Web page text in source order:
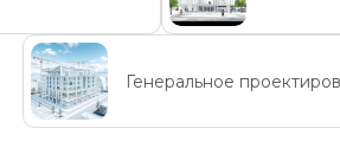
Генеральное